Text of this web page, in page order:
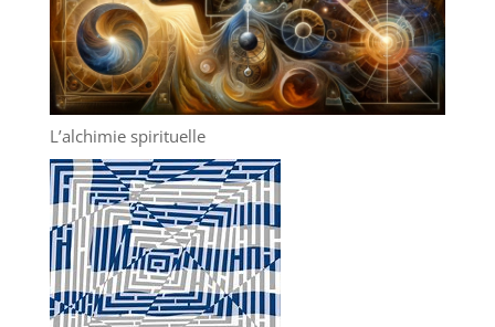
L’alchimie spirituelle